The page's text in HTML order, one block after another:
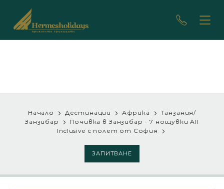
Начало Дестинации Африка
Танзания/
Занзибар
Почивка в Занзибар - 7 нощувки All
Inclusive с полет от София
ЗАПИТВАНЕ